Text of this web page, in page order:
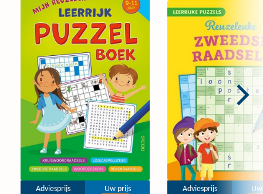
Adviesprijs Uw prijs Adviesprijs